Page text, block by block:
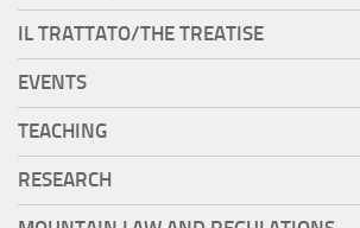
IL TRATTATO/THE TREATISE
EVENTS
TEACHING
RESEARCH